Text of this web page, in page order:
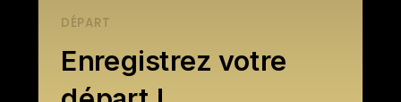
DÉPART
Enregistrez votre